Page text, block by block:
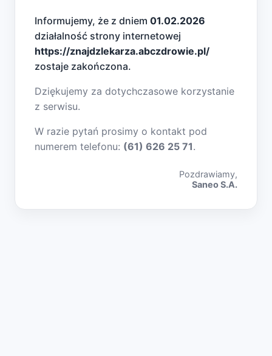
Informujemy, że z dniem 01.02.2026
działalność strony internetowej
https://znajdzlekarza.abczdrowie.pl/
zostaje zakończona.
Dziękujemy za dotychczasowe korzystanie
z serwisu.
W razie pytań prosimy o kontakt pod
numerem telefonu: (61) 626 25 71.
Pozdrawiamy,
Saneo S.A.